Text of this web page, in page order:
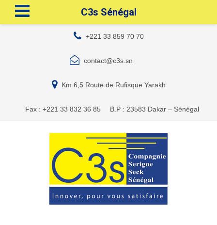
+221 33 859 70 70
contact@c3s.sn
Km 6,5 Route de Rufisque Yarakh
Fax : +221 33 832 36 85 B.P : 23583 Dakar – Sénégal
C3s Sénégal